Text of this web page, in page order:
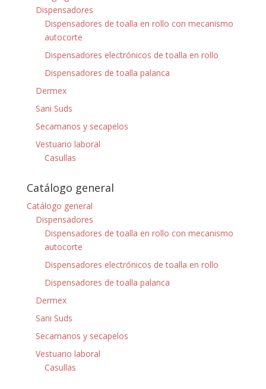
Dispensadores
Dispensadores de toalla en rollo con mecanismo
autocorte
Dispensadores electrónicos de toalla en rollo
Dispensadores de toalla palanca
Dermex
Sani Suds
Secamanos y secapelos
Vestuario laboral
Casullas
Catálogo general
Catálogo general
Dispensadores
Dispensadores de toalla en rollo con mecanismo
autocorte
Dispensadores electrónicos de toalla en rollo
Dispensadores de toalla palanca
Dermex
Sani Suds
Secamanos y secapelos
Vestuario laboral
Casullas